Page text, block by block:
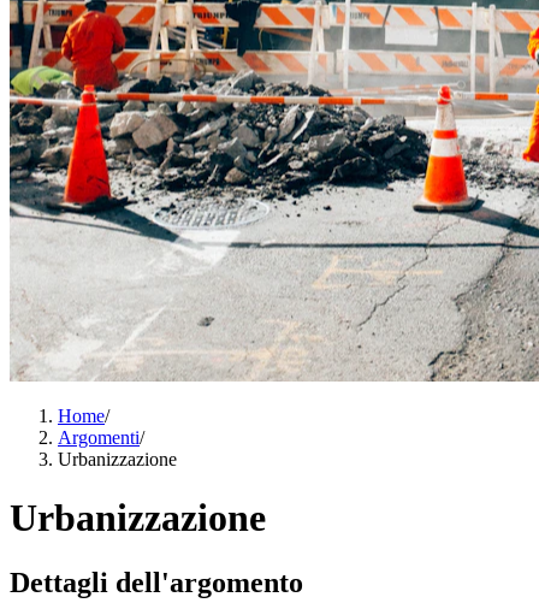
Home/
Argomenti/
Urbanizzazione
Urbanizzazione
Dettagli dell'argomento